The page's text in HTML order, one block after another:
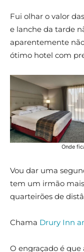
Fui olhar o valor
e lanche da tarde
aparentemente
ótimo hotel com
Onde
Vou dar uma
tem um irmão
quarteirões de
Chama Drury Inn
O engraçado é que